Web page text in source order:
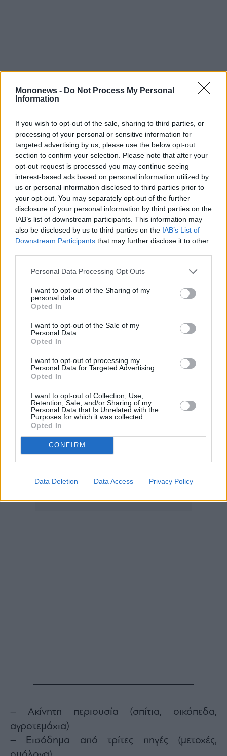
Mononews - Do Not Process My Personal
Information
If you wish to opt-out of the sale, sharing to third parties, or
processing of your personal or sensitive information for
targeted advertising by us, please use the below opt-out
section to confirm your selection. Please note that after your
opt-out request is processed you may continue seeing
interest-based ads based on personal information utilized by
us or personal information disclosed to third parties prior to
your opt-out. You may separately opt-out of the further
disclosure of your personal information by third parties on the
IAB’s list of downstream participants. This information may
also be disclosed by us to third parties on the IAB’s List of
Downstream Participants that may further disclose it to other
Personal Data Processing Opt Outs
I want to opt-out of the Sharing of my
personal data.
Opted In
I want to opt-out of the Sale of my
Personal Data.
Opted In
I want to opt-out of processing my
Personal Data for Targeted Advertising.
Opted In
I want to opt-out of Collection, Use,
Retention, Sale, and/or Sharing of my
Personal Data that Is Unrelated with the
Purposes for which it was collected.
Opted In
CONFIRM
Data Deletion Data Access Privacy Policy
Οι αλλαγές αφορούν πάνω από 700.000
δικαιούχους που λαμβάνουν το επίδομα
παιδιού.
Αναλυτικότερα θα θεσπιστούν περιουσιακά
κριτήρια και τεκμήρια καταθέσεων και ΙΧ
αυτοκινήτων. Τα κριτήρια σιγά- σιγά
κλειδώνουν και στις καταθέσεις το όριο
ανάλογα με τα τέκνα ενώ για τα Ι.Χ το τεκμήριο
αντικειμενικής δαπάνης μπορεί να φτάνει στις
20.000 ευρώ ανάλογα με το μέγεθος της
Τα στοιχεία που θα λαμβάνονται υπόψη είναι:
– Κινητή περιουσία (Αυτοκίνητα, δίκυκλα)
– Ακίνητη περιουσία (σπίτια, οικόπεδα,
αγροτεμάχια)
– Εισόδημα από τρίτες πηγές (μετοχές,